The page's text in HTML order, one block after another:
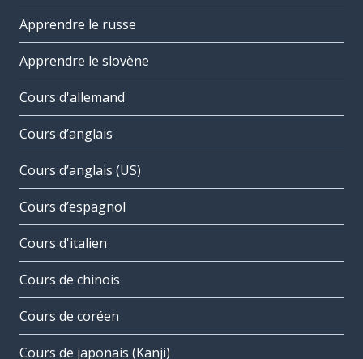
Apprendre le russe
Apprendre le slovène
Cours d'allemand
Cours d’anglais
Cours d’anglais (US)
Cours d’espagnol
Cours d'italien
Cours de chinois
Cours de coréen
Cours de japonais (Kanji)